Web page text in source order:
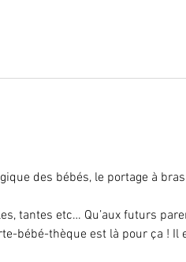
des bébés, le portage à
tantes etc… Qu’aux futurs
bébé-thèque est là pour ça ! Il